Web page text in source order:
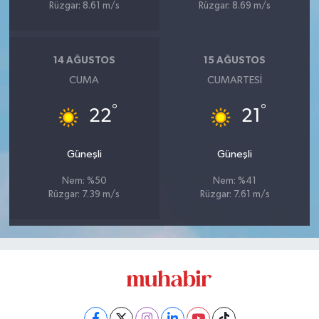
Rüzgar: 8.61 m/s
Rüzgar: 8.69 m/s
14 AĞUSTOS
CUMA
22°
Güneşli
Nem: %50
Rüzgar: 7.39 m/s
15 AĞUSTOS
CUMARTESI
21 °
Güneşli
Nem: %41
Rüzgar: 7.61 m/s